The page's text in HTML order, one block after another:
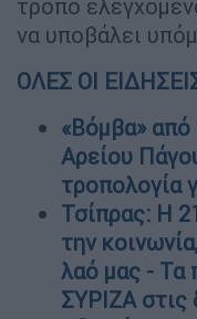
τρόπο
να υποβάλει
ΟΛΕΣ ΟΙ
«Βόμβα»
Αρείου
τροπολογία
Τσίπρας: Η
την
λαό μας - Τα
ΣΥΡΙΖΑ στις